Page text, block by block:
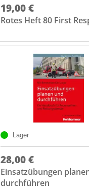
19,00 €
Rotes Heft 80 First
Lager
28,00 €
Einsatzübungen
durchführen